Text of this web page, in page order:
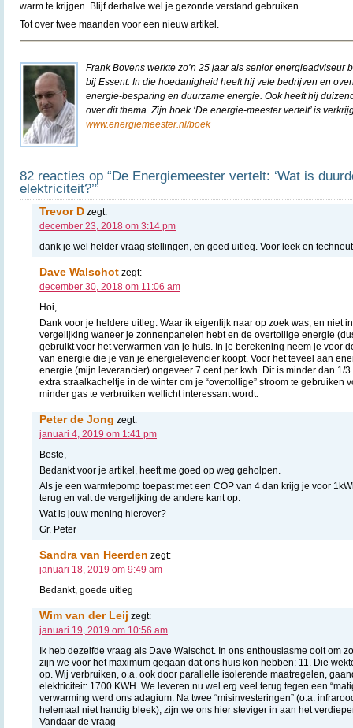
warm te krijgen. Blijf derhalve wel je gezonde verstand gebruiken.
Tot over twee maanden voor een nieuw artikel.
Frank Bovens werkte zo’n 25 jaar als senior energieadviseur
bij Essent. In die hoedanigheid heeft hij vele bedrijven en
energie-besparing en duurzame energie. Ook heeft hij
over dit thema. Zijn boek ‘De energie-meester vertelt’ is
www.energiemeester.nl/boek
82 reacties op “De Energiemeester vertelt: ‘Wat is
elektriciteit?’”
Trevor D zegt:
december 23, 2018 om 3:14 pm
dank je wel helder vraag stellingen, en goed uitleg. Voor leek en
Dave Walschot zegt:
december 30, 2018 om 11:06 am
Hoi,
Dank voor je heldere uitleg. Waar ik eigenlijk naar op zoek was, en niet
vergelijking waneer je zonnenpanelen hebt en de overtollige energie
gebruikt voor het verwarmen van je huis. In je berekening neem je voor
van energie die je van je energielevencier koopt. Voor het teveel aan
energie (mijn leverancier) ongeveer 7 cent per kwh. Dit is minder dan 1/
extra straalkacheltje in de winter om je “overtollige” stroom te gebruiken
minder gas te verbruiken wellicht interessant wordt.
Peter de Jong zegt:
januari 4, 2019 om 1:41 pm
Beste,
Bedankt voor je artikel, heeft me goed op weg geholpen.
Als je een warmtepomp toepast met een COP van 4 dan krijg je voor
terug en valt de vergelijking de andere kant op.
Wat is jouw mening hierover?
Gr. Peter
Sandra van Heerden zegt:
januari 18, 2019 om 9:49 am
Bedankt, goede uitleg
Wim van der Leij zegt:
januari 19, 2019 om 10:56 am
Ik heb dezelfde vraag als Dave Walschot. In ons enthousiasme ooit om
zijn we voor het maximum gegaan dat ons huis kon hebben: 11. Die
op. Wij verbruiken, o.a. ook door parallelle isolerende maatregelen,
elektriciteit: 1700 KWH. We leveren nu wel erg veel terug tegen een
verwarming werd ons adagium. Na twee “misinvesteringen” (o.a.
helemaal niet handig bleek), zijn we ons hier steviger in aan het
Vandaar de vraag